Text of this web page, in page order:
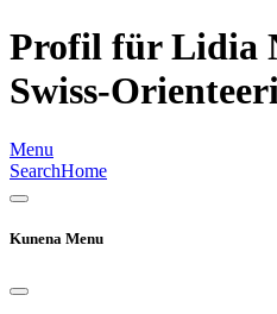
Profil für Lidia
Swiss-
Menu
SearchHome
Kunena Menu